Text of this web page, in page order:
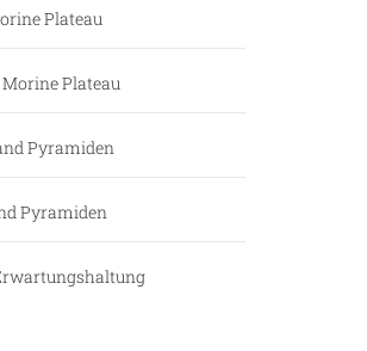
Plateau
Plateau
Pyramiden
Pyramiden